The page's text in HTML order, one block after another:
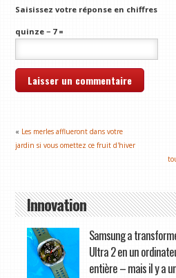
Saisissez votre réponse en chiffres
quinze − 7 =
« Les merles afflueront dans votre
jardin si vous omettez ce fruit d'hiver
Innovation
Samsung a
Ultra 2 en un
entière – mais il y a